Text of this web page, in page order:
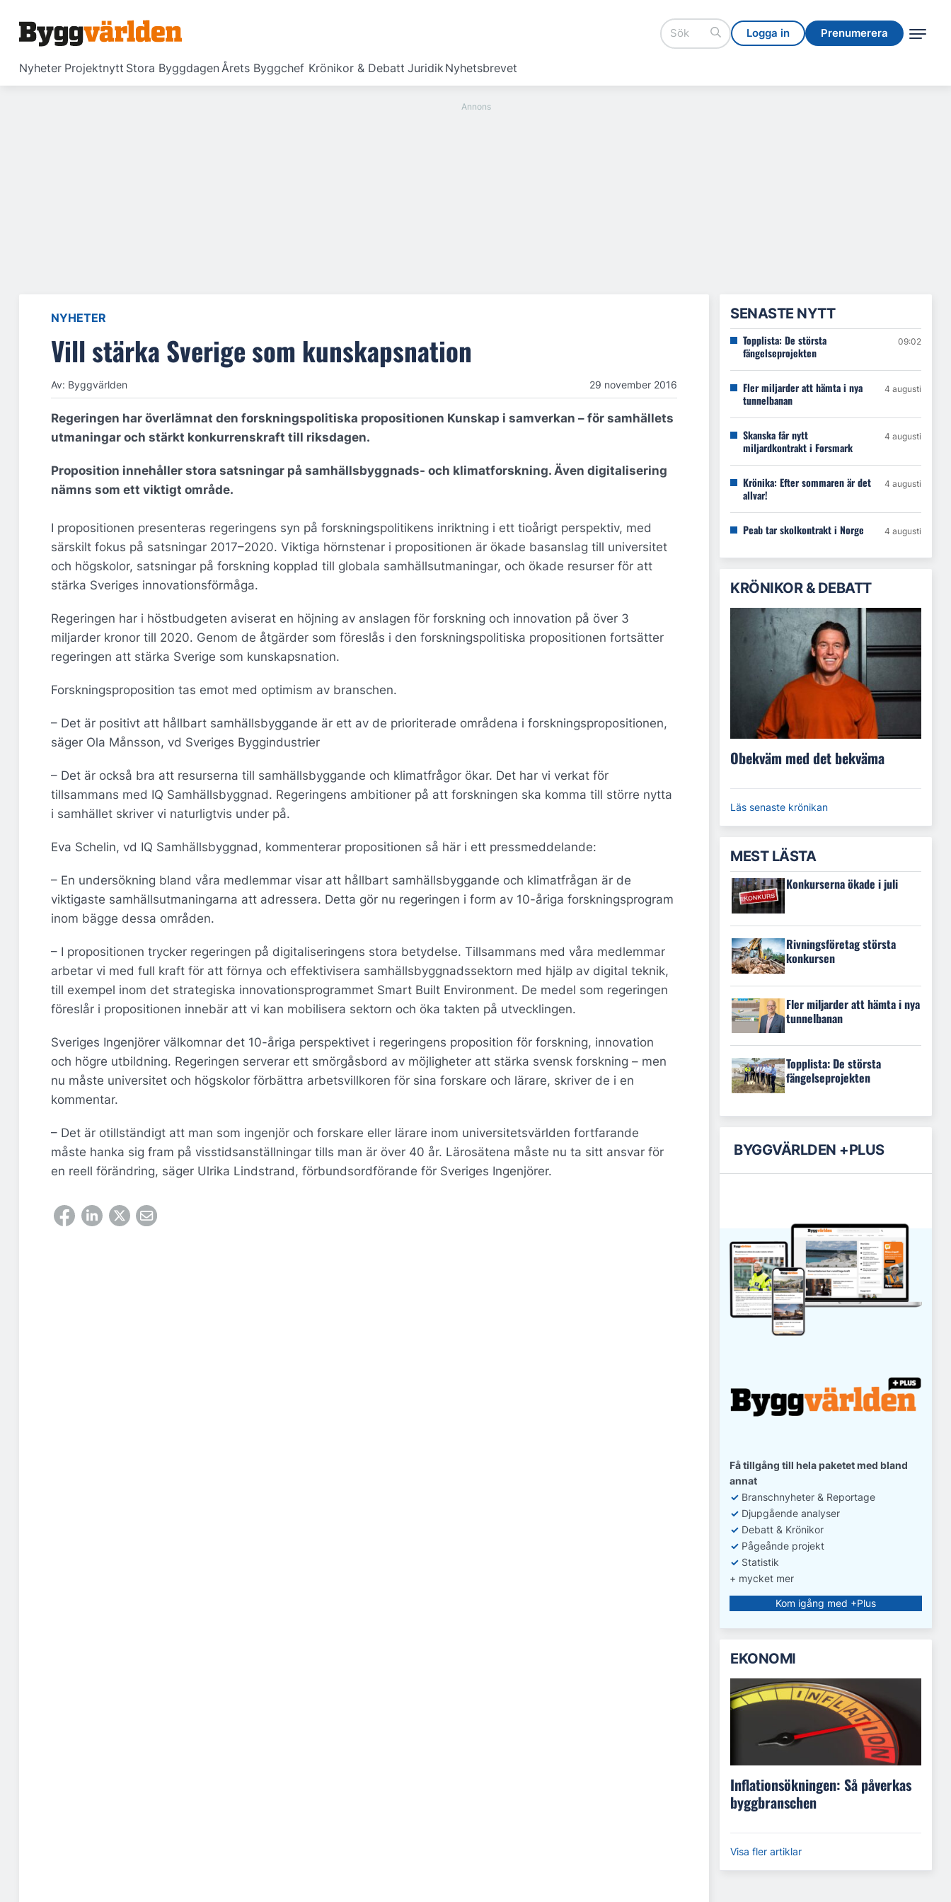
Logga in Prenumerera
Nyheter Projektnytt Stora ByggdagenÅrets Byggchef Krönikor & Debatt JuridikNyhetsbrevet
Logga in Prenumerera
NYHETER
Vill stärka Sverige som kunskapsnation
Av: Byggvärlden 29 november 2016
Regeringen har överlämnat den forskningspolitiska propositionen Kunskap i samverkan – för samhällets
utmaningar och stärkt konkurrenskraft till riksdagen.
Proposition innehåller stora satsningar på samhällsbyggnads- och klimatforskning. Även digitalisering
nämns som ett viktigt område.
I propositionen presenteras regeringens syn på forskningspolitikens inriktning i ett tioårigt perspektiv, med
särskilt fokus på satsningar 2017–2020. Viktiga hörnstenar i propositionen är ökade basanslag till universitet
och högskolor, satsningar på forskning kopplad till globala samhällsutmaningar, och ökade resurser för att
stärka Sveriges innovationsförmåga.
Regeringen har i höstbudgeten aviserat en höjning av anslagen för forskning och innovation på över 3
miljarder kronor till 2020. Genom de åtgärder som föreslås i den forskningspolitiska propositionen fortsätter
regeringen att stärka Sverige som kunskapsnation.
Forskningsproposition tas emot med optimism av branschen.
– Det är positivt att hållbart samhällsbyggande är ett av de prioriterade områdena i forskningspropositionen,
säger Ola Månsson, vd Sveriges Byggindustrier
– Det är också bra att resurserna till samhällsbyggande och klimatfrågor ökar. Det har vi verkat för
tillsammans med IQ Samhällsbyggnad. Regeringens ambitioner på att forskningen ska komma till större nytta
i samhället skriver vi naturligtvis under på.
Eva Schelin, vd IQ Samhällsbyggnad, kommenterar propositionen så här i ett pressmeddelande:
– En undersökning bland våra medlemmar visar att hållbart samhällsbyggande och klimatfrågan är de
viktigaste samhällsutmaningarna att adressera. Detta gör nu regeringen i form av 10-åriga forskningsprogram
inom bägge dessa områden.
– I propositionen trycker regeringen på digitaliseringens stora betydelse. Tillsammans med våra medlemmar
arbetar vi med full kraft för att förnya och effektivisera samhällsbyggnadssektorn med hjälp av digital teknik,
till exempel inom det strategiska innovationsprogrammet Smart Built Environment. De medel som regeringen
föreslår i propositionen innebär att vi kan mobilisera sektorn och öka takten på utvecklingen.
Sveriges Ingenjörer välkomnar det 10-åriga perspektivet i regeringens proposition för forskning, innovation
och högre utbildning. Regeringen serverar ett smörgåsbord av möjligheter att stärka svensk forskning – men
nu måste universitet och högskolor förbättra arbetsvillkoren för sina forskare och lärare, skriver de i en
kommentar.
– Det är otillständigt att man som ingenjör och forskare eller lärare inom universitetsvärlden fortfarande
måste hanka sig fram på visstidsanställningar tills man är över 40 år. Lärosätena måste nu ta sitt ansvar för
en reell förändring, säger Ulrika Lindstrand, förbundsordförande för Sveriges Ingenjörer.
SENASTE NYTT
Topplista: De största
fängelseprojekten
09:02
Fler miljarder att hämta i nya
tunnelbanan
4 augusti
Skanska får nytt
miljardkontrakt i Forsmark
4 augusti
Krönika: Efter sommaren är det
allvar!
4 augusti
Peab tar skolkontrakt i Norge 4 augusti
KRÖNIKOR & DEBATT
Obekväm med det bekväma
Läs senaste krönikan
MEST LÄSTA
Konkurserna ökade i juli
Rivningsföretag största
konkursen
Fler miljarder att hämta i nya
tunnelbanan
Topplista: De största
fängelseprojekten
BYGGVÄRLDEN +PLUS
Få tillgång till hela paketet med bland
annat
✓ Branschnyheter & Reportage
✓ Djupgående analyser
✓ Debatt & Krönikor
✓ Pågeånde projekt
✓ Statistik
+ mycket mer
Kom igång med +Plus
EKONOMI
Inflationsökningen: Så påverkas
byggbranschen
Visa fler artiklar